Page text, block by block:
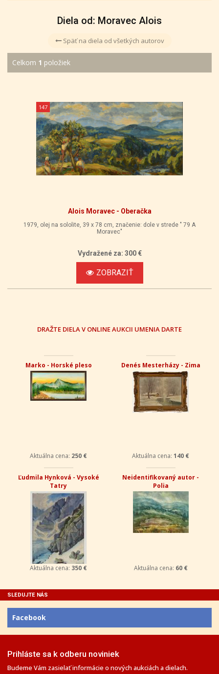
Diela od: Moravec Alois
Späť na diela od všetkých autorov
Celkom 1 položiek
147
Alois Moravec - Oberačka
1979, olej na sololite, 39 x 78 cm, značenie: dole v strede " 79 A
Moravec"
Vydražené za: 300 €
ZOBRAZIŤ
DRAŽTE DIELA V ONLINE AUKCII UMENIA DARTE
Marko - Horské pleso
Aktuálna cena: 250 €
Denés Mesterházy - Zima
Aktuálna cena: 140 €
Ľudmila Hynková - Vysoké
Tatry
Aktuálna cena: 350 €
Neidentifikovaný autor -
Polia
Aktuálna cena: 60 €
SLEDUJTE NÁS
Facebook
Prihláste sa k odberu noviniek
Budeme Vám zasielať informácie o nových aukciách a dielach.